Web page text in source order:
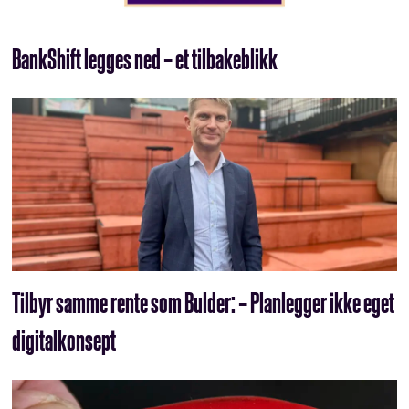
BankShift legges ned – et tilbakeblikk
Tilbyr samme rente som Bulder: – Planlegger ikke eget
digitalkonsept